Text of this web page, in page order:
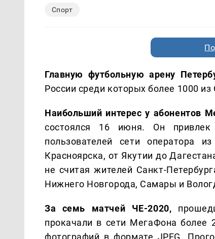
Спорт
Главную футбольную арену
России среди которых более 1000
Наибольший интерес у абонентов
состоялся 16 июня. Он
пользователей сети оператора
Красноярска, от Якутии до
не считая жителей Санкт-
Нижнего Новгорода, Самары и
За семь матчей ЧЕ-2020,
прокачали в сети МегаФона более
фотографий в формате JPEG.